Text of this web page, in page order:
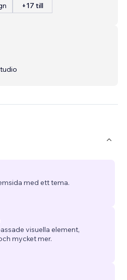
+17 till
med ett tema.
visuella element,
mycket mer.